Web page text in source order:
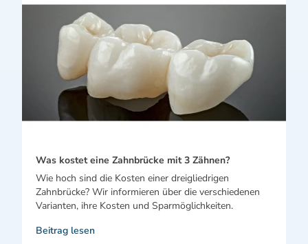
Was kostet eine Zahnbrücke mit 3 Zähnen?
Wie hoch sind die Kosten einer dreigliedrigen
Zahnbrücke? Wir informieren über die verschiedenen
Varianten, ihre Kosten und Sparmöglichkeiten.
Beitrag lesen